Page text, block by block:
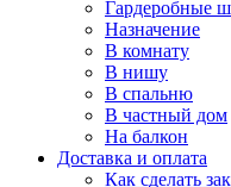
Гардеробные
Назначение
В комнату
В нишу
В спальню
В частный дом
На балкон
Доставка и оплата
Как сделать